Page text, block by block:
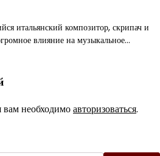
итальянский композитор, скрипач и
влияние на музыкальное…
необходимоавторизоваться.